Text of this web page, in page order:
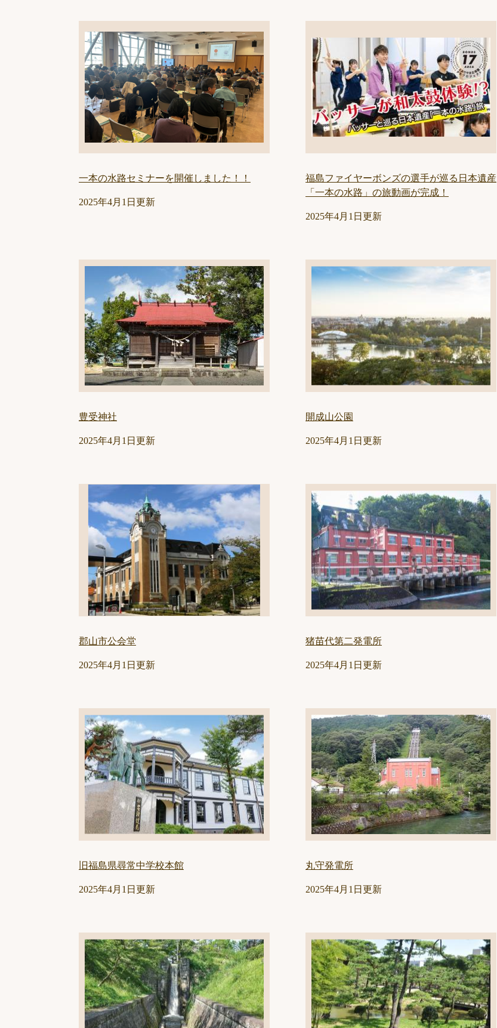
一本の水路セミナーを開催しました！！
2025年4月1日更新
福島ファイヤーボンズの選手が巡る日本遺産
「一本の水路」の旅動画が完成！
2025年4月1日更新
豊受神社
2025年4月1日更新
開成山公園
2025年4月1日更新
郡山市公会堂
2025年4月1日更新
猪苗代第二発電所
2025年4月1日更新
旧福島県尋常中学校本館
2025年4月1日更新
丸守発電所
2025年4月1日更新